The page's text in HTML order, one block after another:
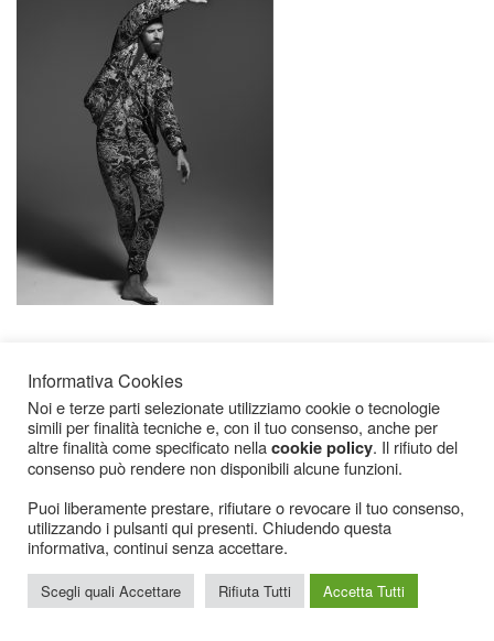
Cookies
Informativa Cookies
Noi e terze parti selezionate utilizziamo cookie o tecnologie
simili per finalità tecniche e, con il tuo consenso, anche per
altre finalità come specificato nellacookie policy. Il rifiuto del
consenso può rendere non disponibili alcune funzioni.
Puoi liberamente prestare, rifiutare o revocare il tuo consenso,
utilizzando i pulsanti qui presenti. Chiudendo questa
informativa, continui senza accettare.
Scegli quali Accettare Rifiuta Tutti Accetta Tutti